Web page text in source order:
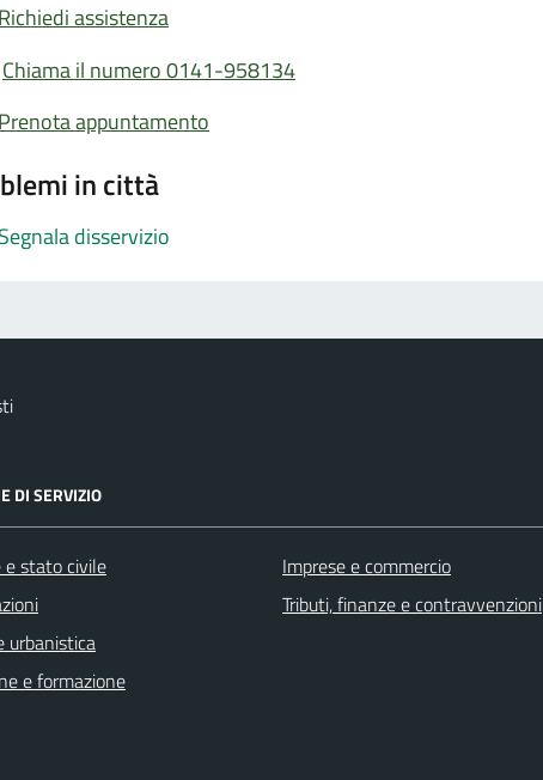
Richiedi assistenza
Chiama il numero 0141-958134
Prenota appuntamento
in città
Segnala disservizio
DI SERVIZIO
e stato civile
urbanistica
e formazione
Imprese e commercio
Tributi, finanze e contravvenzioni